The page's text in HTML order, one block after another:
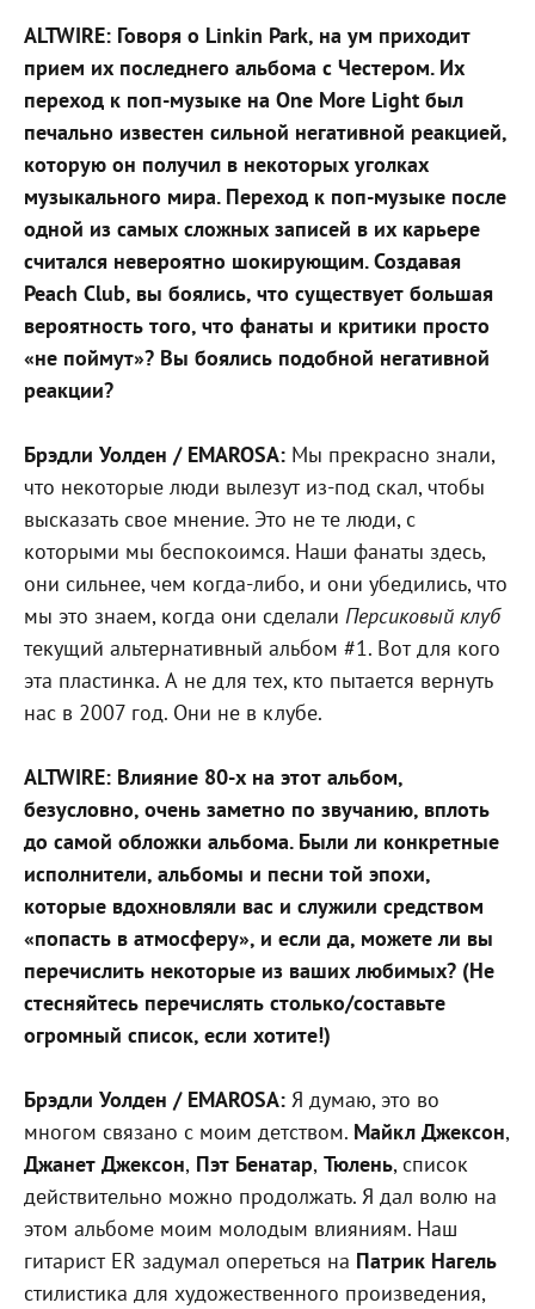
ALTWIRE: Говоря о Linkin Park, на ум приходит
прием их последнего альбома с Честером. Их
переход к поп-музыке на One More Light был
печально известен сильной негативной реакцией,
которую он получил в некоторых уголках
музыкального мира. Переход к поп-музыке после
одной из самых сложных записей в их карьере
считался невероятно шокирующим. Создавая
Peach Club, вы боялись, что существует большая
вероятность того, что фанаты и критики просто
«не поймут»? Вы боялись подобной негативной
реакции?
Брэдли Уолден / EMAROSA: Мы прекрасно знали,
что некоторые люди вылезут из-под скал, чтобы
высказать свое мнение. Это не те люди, с
которыми мы беспокоимся. Наши фанаты здесь,
они сильнее, чем когда-либо, и они убедились, что
мы это знаем, когда они сделали Персиковый клуб
текущий альтернативный альбом #1. Вот для кого
эта пластинка. А не для тех, кто пытается вернуть
нас в 2007 год. Они не в клубе.
ALTWIRE: Влияние 80-х на этот альбом,
безусловно, очень заметно по звучанию, вплоть
до самой обложки альбома. Были ли конкретные
исполнители, альбомы и песни той эпохи,
которые вдохновляли вас и служили средством
«попасть в атмосферу», и если да, можете ли вы
перечислить некоторые из ваших любимых? (Не
стесняйтесь перечислять столько/составьте
огромный список, если хотите!)
Брэдли Уолден / EMAROSA: Я думаю, это во
многом связано с моим детством. Майкл Джексон,
Джанет Джексон, Пэт Бенатар, Тюлень, список
действительно можно продолжать. Я дал волю на
этом альбоме моим молодым влияниям. Наш
гитарист ER задумал опереться на Патрик Нагель
стилистика для художественного произведения,